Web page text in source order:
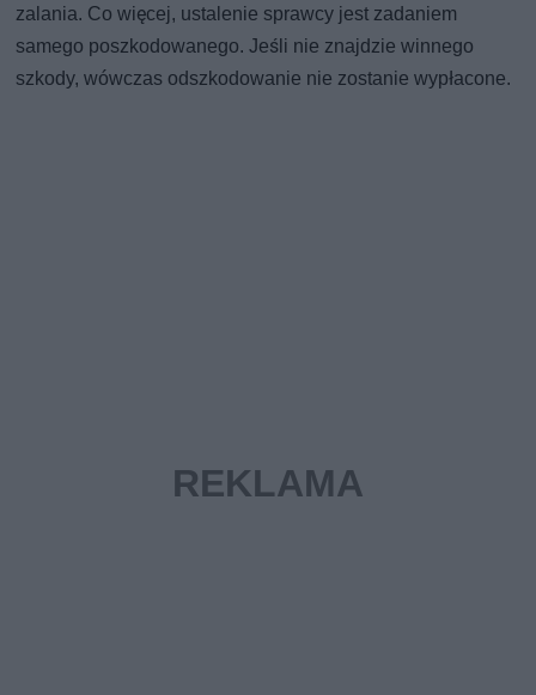
zalania. Co więcej, ustalenie sprawcy jest zadaniem
samego poszkodowanego. Jeśli nie znajdzie winnego
szkody, wówczas odszkodowanie nie zostanie wypłacone.